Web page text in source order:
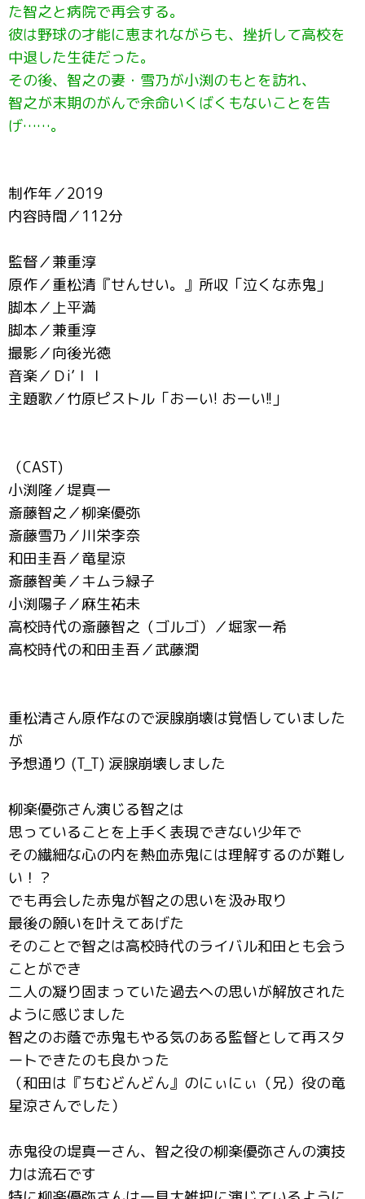
た智之と病院で再会する。
彼は野球の才能に恵まれながらも、挫折して高校を
中退した生徒だった。
その後、智之の妻・雪乃が小渕のもとを訪れ、
智之が末期のがんで余命いくばくもないことを告
げ……。
制作年／2019
内容時間／112分
監督／兼重淳
原作／重松清『せんせい。』所収「泣くな赤鬼」
脚本／上平満
脚本／兼重淳
撮影／向後光徳
音楽／Ｄi’ｌｌ
主題歌／竹原ピストル「おーい! おーい!!」
（CAST)
小渕隆／堤真一
斎藤智之／柳楽優弥
斎藤雪乃／川栄李奈
和田圭吾／竜星涼
斎藤智美／キムラ緑子
小渕陽子／麻生祐未
高校時代の斎藤智之（ゴルゴ）／堀家一希
高校時代の和田圭吾／武藤潤
重松清さん原作なので涙腺崩壊は覚悟していました
が
予想通り (T_T) 涙腺崩壊しました
柳楽優弥さん演じる智之は
思っていることを上手く表現できない少年で
その繊細な心の内を熱血赤鬼には理解するのが難し
い！？
でも再会した赤鬼が智之の思いを汲み取り
最後の願いを叶えてあげた
そのことで智之は高校時代のライバル和田とも会う
ことができ
二人の凝り固まっていた過去への思いが解放された
ように感じました
智之のお蔭で赤鬼もやる気のある監督として再スタ
ートできたのも良かった
（和田は『ちむどんどん』のにぃにぃ（兄）役の竜
星涼さんでした）
赤鬼役の堤真一さん、智之役の柳楽優弥さんの演技
力は流石です